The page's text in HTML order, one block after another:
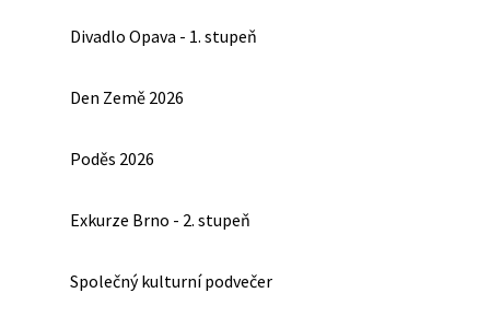
Divadlo Opava - 1. stupeň
Den Země 2026
Poděs 2026
Exkurze Brno - 2. stupeň
Společný kulturní podvečer